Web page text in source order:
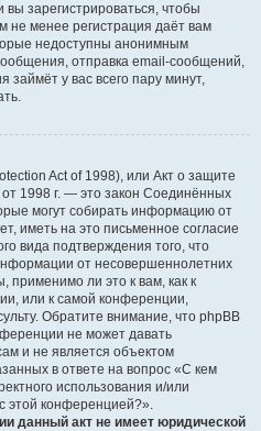
зарегистрироваться, чтобы
не менее регистрация даёт вам
недоступны анонимным
отправка email-сообщений,
займёт у вас всего пару минут,
Act of 1998), или Акт о защите
1998 г. — это закон Соединённых
могут собирать информацию от
иметь на это письменное согласие
вида подтверждения того, что
от несовершеннолетних
ли это к вам, как к
или к самой конференции,
Обратите внимание, что phpBB
не может давать
и не является объектом
в ответе на вопрос «С кем
использования и/или
этой конференцией?».
данный акт не имеет юридической